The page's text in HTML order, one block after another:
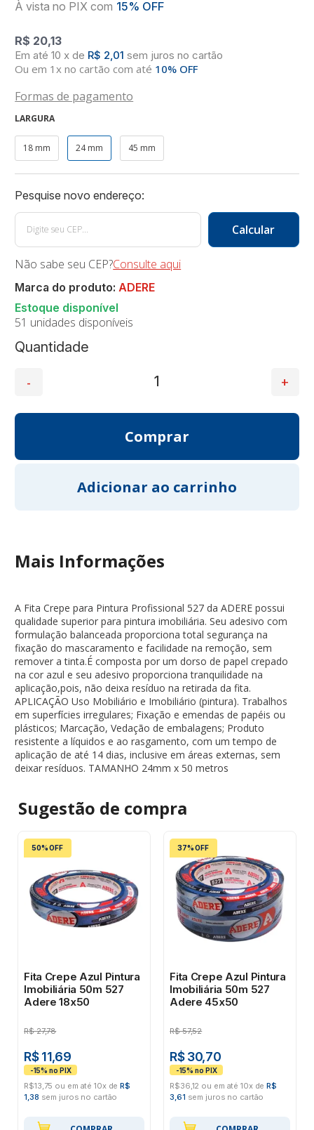
R$ 20,13
10 x de R$ 2,01 sem juros no cartão
Ou em 1x no cartão com até 10% OFF
Formas de pagamento
LARGURA
18 mm 24 mm 45 mm
Quantidade
Não sabe seu CEP?Consulte aqui
51 unidades disponíveis
Marca do produto: ADERE
Mais Informações
A Fita Crepe para Pintura Profissional 527 da ADERE possui
qualidade superior para pintura imobiliária. Seu adesivo com
formulação balanceada proporciona total segurança na
fixação do mascaramento e facilidade na remoção, sem
remover a tinta.É composta por um dorso de papel crepado
na cor azul e seu adesivo proporciona tranquilidade na
aplicação,pois, não deixa resíduo na retirada da fita.
APLICAÇÃO Uso Mobiliário e Imobiliário (pintura). Trabalhos
em superfícies irregulares; Fixação e emendas de papéis ou
plásticos; Marcação, Vedação de embalagens; Produto
resistente a líquidos e ao rasgamento, com um tempo de
aplicação de até 14 dias, inclusive em áreas externas, sem
deixar resíduos. TAMANHO 24mm x 50 metros
Sugestão de compra
50% OFF
Fita Crepe Azul Pintura
Imobiliária 50m 527
Adere 18x50
R$ 27,78
R$ 11,69
R$13,75 ou em até 10x deR$
1,38 sem juros no cartão
37% OFF
Fita Crepe Azul Pintura
Imobiliária 50m 527
Adere 45x50
R$ 57,52
R$ 30,70
R$36,12 ou em até 10x deR$
3,61 sem juros no cartão